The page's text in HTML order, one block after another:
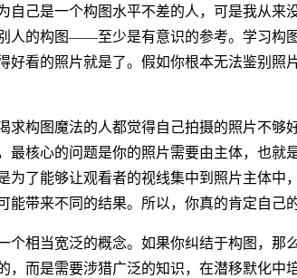
自己是一个构图水平不差的人，可是我从来
人的构图——至少是有意识的参考。学习构
好看的照片就是了。假如你根本无法鉴别
求构图魔法的人都觉得自己拍摄的照片不够
最核心的问题是你的照片需要由主体，也
为了能够让观看者的视线集中到照片主体
能带来不同的结果。所以，你真的肯定自己
个相当宽泛的概念。如果你纠结于构图，那
，而是需要涉猎广泛的知识，在潜移默化